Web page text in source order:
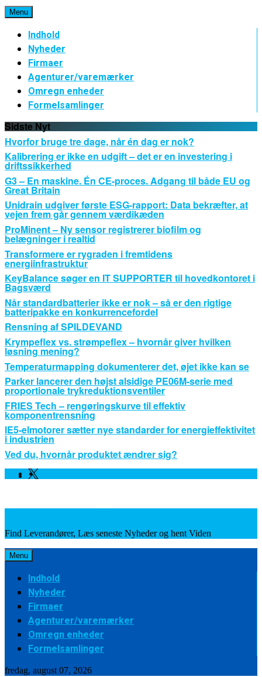
Spring
til
indhold
Menu
Indhold
Nyheder
Firmaer
Agenturer/varemærker
Omregn enheder
Formelsamlinger
Sidste Nyt
Hvorfor bruge tre dage, når én dag er nok?
Kalibrering er ikke en udgift – det er en investering i
driftssikkerhed
G3 – En maskine. Én CE-proces. Adgang til både EU og
Great Britain
Unidrain udgiver første ESG-rapport: Data bekræfter, at
vejen frem går gennem værdikæden
ProMinent – Ny sensor registrerer biofilm og
belægninger i realtid
Transformere er rygraden i fremtidens
energiinfrastruktur
KeyBalance søger en IT SUPPORTER til hovedkontoret i
Bagsværd
Når standardbatterier ikke er nok – så er den rigtige
batteripakke en konkurrencefordel
Rensning af SPILDEVAND
Krympeflex vs. strømpeflex – hvornår giver hvilken
løsning mening?
Temperaturmapping dokumenterer det, øjet ikke kan se
Parker lancerer den højst alsidige PE06M-serie med
proportionale trykreduktionsventiler
FRIES Tech – rengøringskurve til effektiv
komponentrensning
IE5-elmotorer sætter nye standarder for energieffektivitet
i industrien
Ved du, hvornår produktet ændrer sig?
Facebook
Twitter
Find Leverandører, Læs seneste Nyheder og hent Viden
Menu
Indhold
Nyheder
Firmaer
Agenturer/varemærker
Omregn enheder
Formelsamlinger
fredag, august 07, 2026